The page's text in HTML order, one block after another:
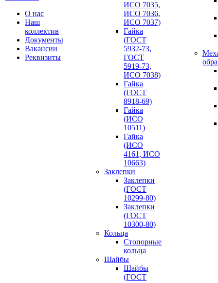
О нас
Наш
коллектив
Документы
Вакансии
Реквизиты
ИСО 7035,
ИСО 7036,
ИСО 7037)
Гайка
(ГОСТ
5932-73,
ГОСТ
5919-73,
ИСО 7038)
Гайка
(ГОСТ
8918-69)
Гайка
(ИСО
10511)
Гайка
(ИСО
4161, ИСО
10663)
Заклепки
Заклепки
(ГОСТ
10299-80)
Заклепки
(ГОСТ
10300-80)
Кольца
Стопорные
кольца
Шайбы
Шайбы
(ГОСТ